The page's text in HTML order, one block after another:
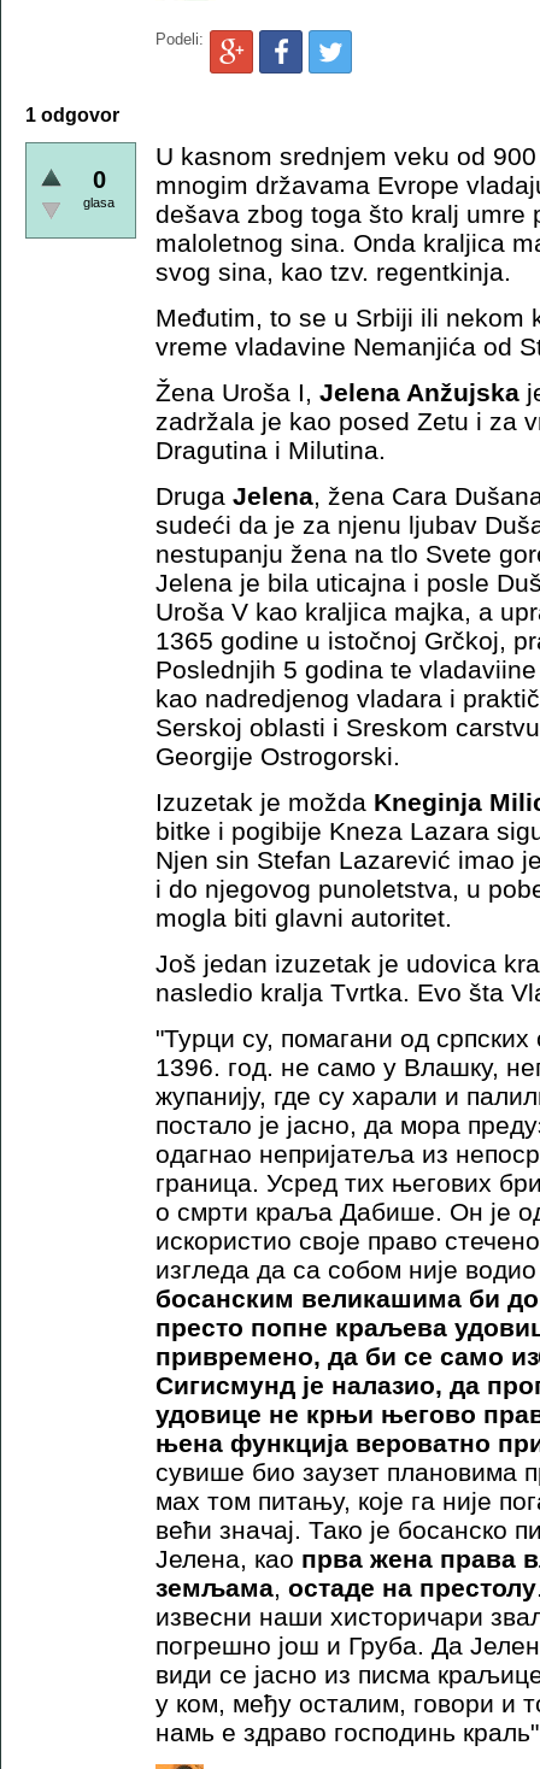
Podeli:
1 odgovor
0
glasa
U kasnom srednjem veku od
mnogim državama Evrope
dešava zbog toga što kralj umre
maloletnog sina. Onda kraljica
svog sina, kao tzv. regentkinja.
Međutim, to se u Srbiji ili nekom
vreme vladavine Nemanjića od
Žena Uroša I, Jelena Anžujska
zadržala je kao posed Zetu i za
Dragutina i Milutina.
Druga Jelena, žena Cara
sudeći da je za njenu ljubav
nestupanju žena na tlo Svete
Jelena je bila uticajna i posle
Uroša V kao kraljica majka, a
1365 godine u istočnoj Grčkoj,
Poslednjih 5 godina te
kao nadredjenog vladara i
Serskoj oblasti i Sreskom
Georgije Ostrogorski.
Izuzetak je možda Kneginja
bitke i pogibije Kneza Lazara
Njen sin Stefan Lazarević imao
i do njegovog punoletstva, u
mogla biti glavni autoritet.
Još jedan izuzetak je udovica
nasledio kralja Tvrtka. Evo šta
"Турци су, помагани од
1396. год. не само у Влашку,
жупанију, где су харали и
постало је јасно, да мора
одагнао непријатеља из
граница. Усред тих његових
о смрти краља Дабише. Он је
искористио своје право
изгледа да са собом није
босанским великашима би
престо попне краљева
привремено, да би се само
Сигисмунд је налазио, да
удовице не крњи његово
њена функција вероватно
сувише био заузет плановима
мах том питању, које га није
већи значај. Тако је босанско
Јелена, као прва жена права
земљама, остаде на престолу
извесни наши хисторичари
погрешно још и Груба. Да
види се јасно из писма
у ком, међу осталим, говори и
намь е здраво господинь